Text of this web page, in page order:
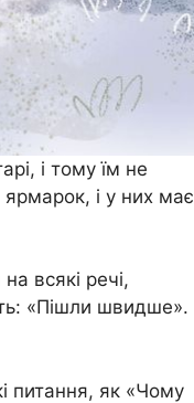
і тому їм не
і у них має
всякі речі,
«Пішли швидше».
питання, як «Чому